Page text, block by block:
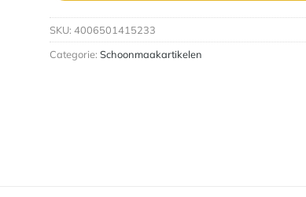
SKU: 4006501415233
Categorie: Schoonmaakartikelen